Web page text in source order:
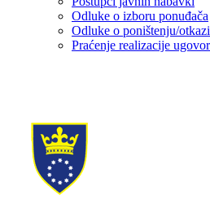
Odluke o izboru ponuđača
Odluke o poništenju/
Praćenje realizacije